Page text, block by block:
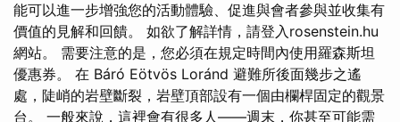
能可以進一步增強您的活動體驗、促進與會者參與並收集有
價值的見解和回饋。 如欲了解詳情，請登入rosenstein.hu
網站。 需要注意的是，您必須在規定時間內使用羅森斯坦
優惠券。 在 Báró Eötvös Loránd 避難所後面幾步之遙
處，陡峭的岩壁斷裂，岩壁頂部設有一個由欄桿固定的觀景
台。 一般來說，這裡會有很多人——週末，你甚至可能需